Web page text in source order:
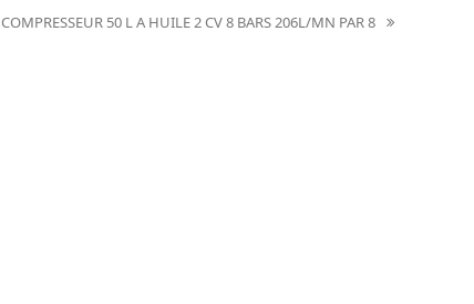
next
COMPRESSEUR 50 L A HUILE 2 CV 8 BARS 206L/MN PAR 8